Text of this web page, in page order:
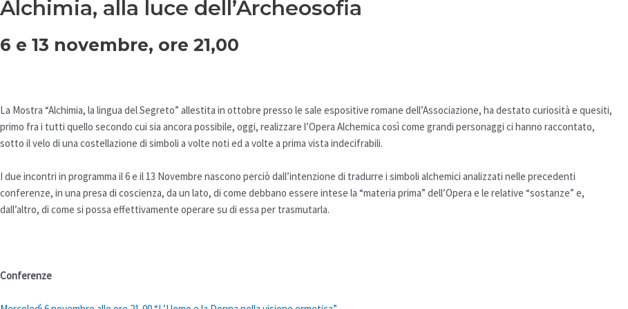
Alchimia, alla luce dell’Archeosofia
6 e 13 novembre, ore 21,00
La Mostra “Alchimia, la lingua del Segreto” allestita in ottobre presso le sale espositive romane dell’Associazione, ha destato curiosità e quesiti,
primo fra i tutti quello secondo cui sia ancora possibile, oggi, realizzare l’Opera Alchemica così come grandi personaggi ci hanno raccontato,
sotto il velo di una costellazione di simboli a volte noti ed a volte a prima vista indecifrabili.
I due incontri in programma il 6 e il 13 Novembre nascono perciò dall’intenzione di tradurre i simboli alchemici analizzati nelle precedenti
conferenze, in una presa di coscienza, da un lato, di come debbano essere intese la “materia prima” dell’Opera e le relative “sostanze” e,
dall’altro, di come si possa effettivamente operare su di essa per trasmutarla.
Conferenze